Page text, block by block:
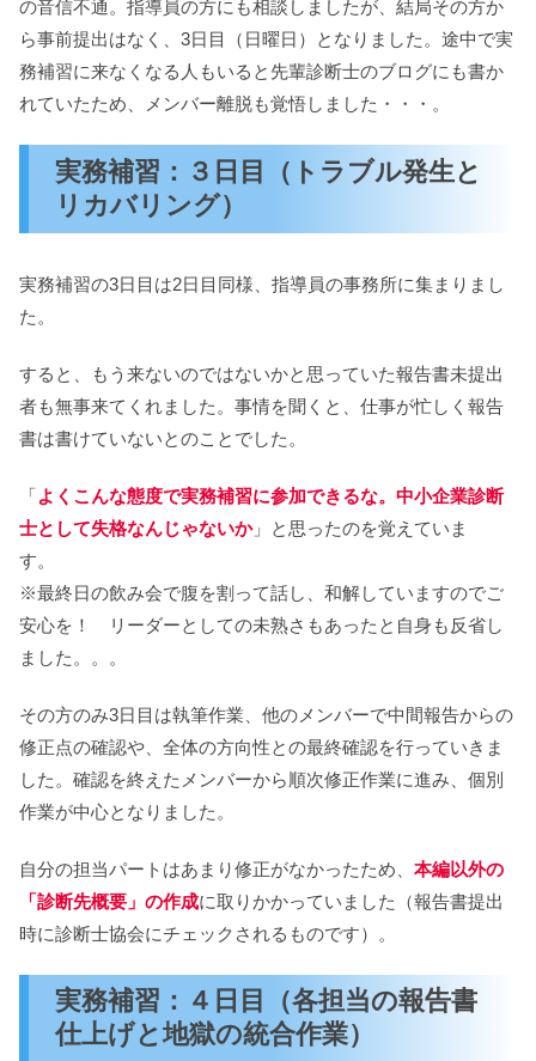
の音信不通。指導員の方にも相談しましたが、結局その方か
ら事前提出はなく、3日目（日曜日）となりました。途中で実
務補習に来なくなる人もいると先輩診断士のブログにも書か
れていたため、メンバー離脱も覚悟しました・・・。
実務補習：３日目（トラブル発生と
リカバリング）
実務補習の3日目は2日目同様、指導員の事務所に集まりまし
た。
すると、もう来ないのではないかと思っていた報告書未提出
者も無事来てくれました。事情を聞くと、仕事が忙しく報告
書は書けていないとのことでした。
「よくこんな態度で実務補習に参加できるな。中小企業診断
士として失格なんじゃないか」と思ったのを覚えていま
す。
※最終日の飲み会で腹を割って話し、和解していますのでご
安心を！ リーダーとしての未熟さもあったと自身も反省し
ました。。。
その方のみ3日目は執筆作業、他のメンバーで中間報告からの
修正点の確認や、全体の方向性との最終確認を行っていきま
した。確認を終えたメンバーから順次修正作業に進み、個別
作業が中心となりました。
自分の担当パートはあまり修正がなかったため、 本編以外の
「診断先概要」の作成に取りかかっていました（報告書提出
時に診断士協会にチェックされるものです）。
実務補習：４日目（各担当の報告書
仕上げと地獄の統合作業）